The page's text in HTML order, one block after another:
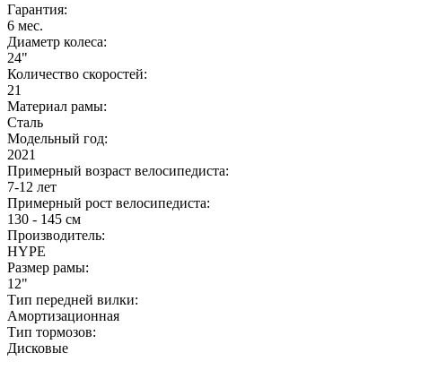
Гарантия:
6 мес.
Диаметр колеса:
24"
Количество скоростей:
21
Материал рамы:
Сталь
Модельный год:
2021
Примерный возраст велосипедиста:
7-12 лет
Примерный рост велосипедиста:
130 - 145 см
Производитель:
HYPE
Размер рамы:
12"
Тип передней вилки:
Амортизационная
Тип тормозов:
Дисковые